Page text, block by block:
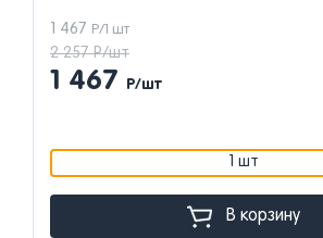
1 467 Р/1 шт
2 257 Р/шт
1 467 Р/шт
1 шт
В корзину